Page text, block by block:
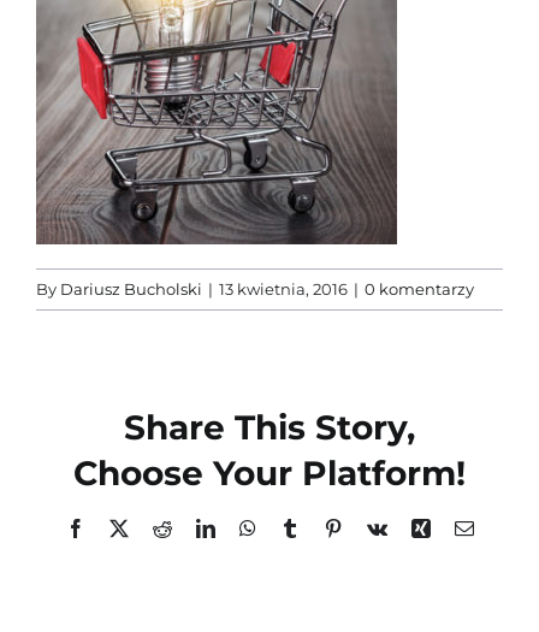
By Dariusz Bucholski | 13 kwietnia, 2016 | 0 komentarzy
Share This Story,
Choose Your Platform!
Facebook
X RedditLinkedInWhatsApp
TumblrPinterest
Vk Xing Email